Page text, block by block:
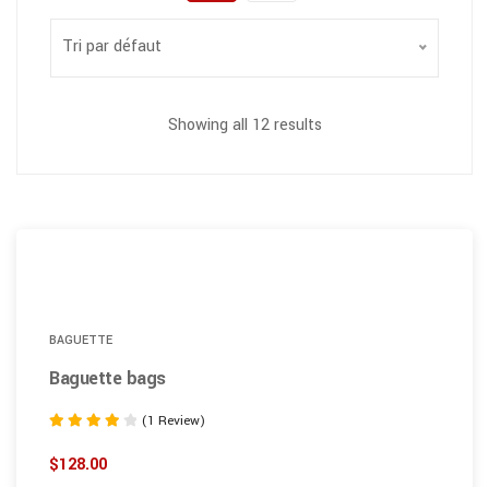
Tri par défaut
Showing all 12 results
BAGUETTE
Baguette bags
4.00
sur 5
(1 Review)
$128.00